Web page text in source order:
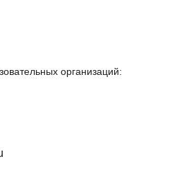
организаций: